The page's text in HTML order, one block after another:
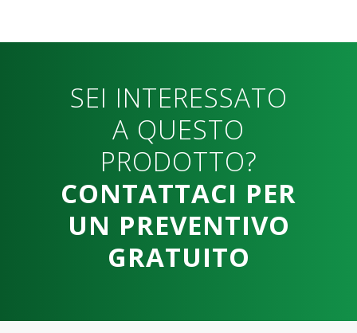
SEI INTERESSATO
A QUESTO
PRODOTTO?
CONTATTACI PER
UN PREVENTIVO
GRATUITO